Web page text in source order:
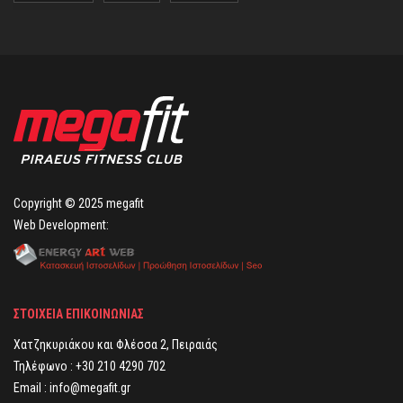
Copyright © 2025 megafit
Web Development:
ΣΤΟΙΧΕΙΑ ΕΠΙΚΟΙΝΩΝΙΑΣ
Χατζηκυριάκου και Φλέσσα 2, Πειραιάς
Τηλέφωνο : +30 210 4290 702
Email : info@megafit.gr